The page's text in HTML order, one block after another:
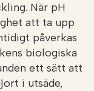
När pH
att ta upp
påverkas
biologiska
ett sätt att
i utsäde,